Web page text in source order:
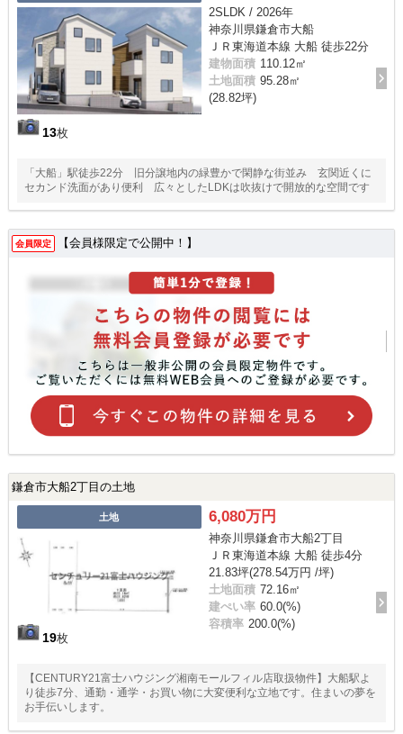
13枚
2SLDK / 2026年
神奈川県鎌倉市大船
ＪＲ東海道本線 大船 徒歩22分
建物面積 110.12㎡
土地面積 95.28㎡
(28.82坪)
「大船」駅徒歩22分 旧分譲地内の緑豊かで閑静な街並み 玄関近くに
セカンド洗面があり便利 広々としたLDKは吹抜けで開放的な空間です
会員限定 【会員様限定で公開中！】
鎌倉市大船2丁目の土地
土地
19枚
6,080万円
神奈川県鎌倉市大船2丁目
ＪＲ東海道本線 大船 徒歩4分
21.83坪(278.54万円 /坪)
土地面積 72.16㎡
建ぺい率 60.0(%)
容積率 200.0(%)
【CENTURY21富士ハウジング湘南モールフィル店取扱物件】大船駅よ
り徒歩7分、通勤・通学・お買い物に大変便利な立地です。住まいの夢を
お手伝いします。